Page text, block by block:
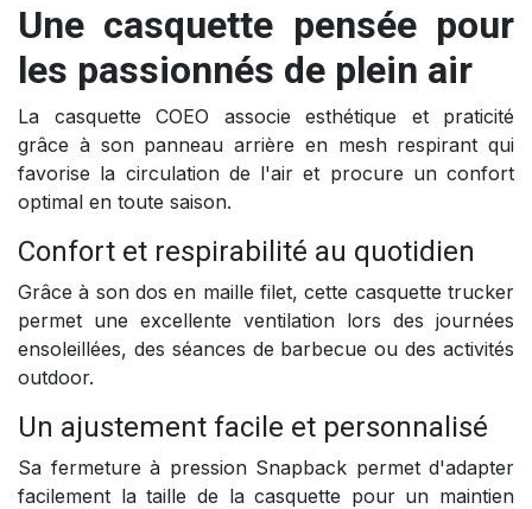
Une casquette pensée pour
les passionnés de plein air
La casquette COEO associe esthétique et praticité
grâce à son panneau arrière en mesh respirant qui
favorise la circulation de l'air et procure un confort
optimal en toute saison.
Confort et respirabilité au quotidien
Grâce à son dos en maille filet, cette casquette trucker
permet une excellente ventilation lors des journées
ensoleillées, des séances de barbecue ou des activités
outdoor.
Un ajustement facile et personnalisé
Sa fermeture à pression Snapback permet d'adapter
facilement la taille de la casquette pour un maintien